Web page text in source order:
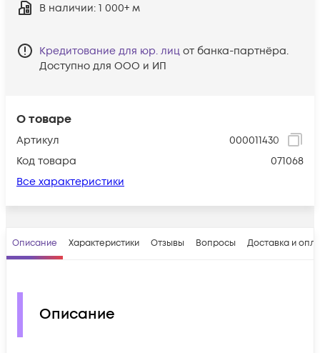
О товаре
Артикул
000011430
Код товара
071068
Все характеристики
В наличии: 1 000+ м
Кредитование для юр. лиц от банка-партнёра.
Доступно для ООО и ИП
Описание Характеристики Отзывы Вопросы Доставка и
Описание